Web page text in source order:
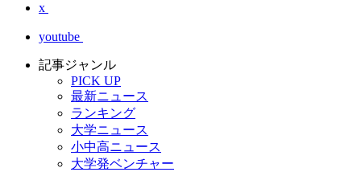
x
youtube
記事ジャンル
PICK UP
最新ニュース
ランキング
大学ニュース
小中高ニュース
大学発ベンチャー